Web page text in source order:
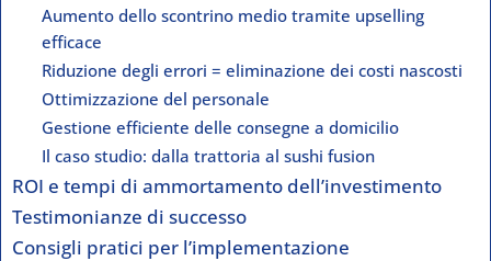
Aumento dello scontrino medio tramite upselling
efficace
Riduzione degli errori = eliminazione dei costi nascosti
Ottimizzazione del personale
Gestione efficiente delle consegne a domicilio
Il caso studio: dalla trattoria al sushi fusion
ROI e tempi di ammortamento dell’investimento
Testimonianze di successo
Consigli pratici per l’implementazione